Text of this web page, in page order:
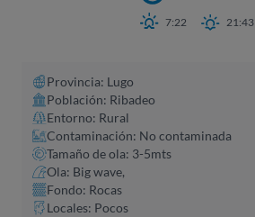
7:22 21:43
Provincia: Lugo
Población: Ribadeo
Entorno: Rural
Contaminación: No contaminada
Tamaño de ola: 3-5mts
Ola: Big wave,
Fondo: Rocas
Locales: Pocos